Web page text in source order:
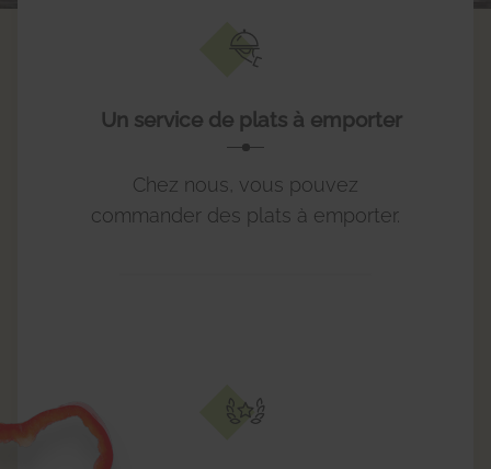
Un service de plats à emporter
Chez nous, vous pouvez
commander des plats à emporter.